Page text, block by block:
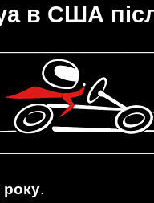
в США
року.